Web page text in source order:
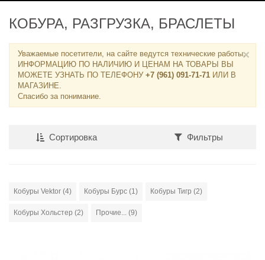
КОБУРА, РАЗГРУЗКА, БРАСЛЕТЫ
Уважаемые посетители, на сайте ведутся технические работы.
ИНФОРМАЦИЮ ПО НАЛИЧИЮ И ЦЕНАМ НА ТОВАРЫ ВЫ
МОЖЕТЕ УЗНАТЬ ПО ТЕЛЕФОНУ +7 (961) 091-71-71 ИЛИ В
МАГАЗИНЕ.
Спасибо за понимание.
×
Сортировка Фильтры
Кобуры Vektor (4) Кобуры Бурс (1) Кобуры Тигр (2)
Кобуры Хольстер (2) Прочие... (9)